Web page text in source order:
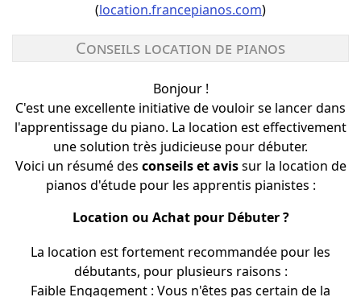
(location.francepianos.com)
Conseils location de pianos
Bonjour !
C'est une excellente initiative de vouloir se lancer dans
l'apprentissage du piano. La location est effectivement
une solution très judicieuse pour débuter.
Voici un résumé des conseils et avissur la location de
pianos d'étude pour les apprentis pianistes :
Location ou Achat pour Débuter ?
La location est fortement recommandée pour les
débutants, pour plusieurs raisons :
Faible Engagement : Vous n'êtes pas certain de la